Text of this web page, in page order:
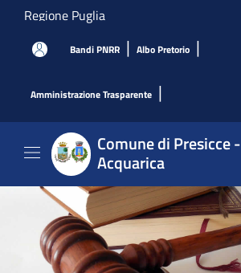
Salta al contenuto principale
Regione Puglia
Bandi PNRR | Albo Pretorio |
Amministrazione Trasparente |
Comune di Presicce -
Acquarica